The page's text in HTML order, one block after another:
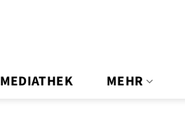
MEDIATHEK MEHR